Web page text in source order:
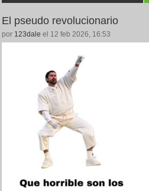
El pseudo revolucionario
por 123dale el 12 feb 2026, 16:53